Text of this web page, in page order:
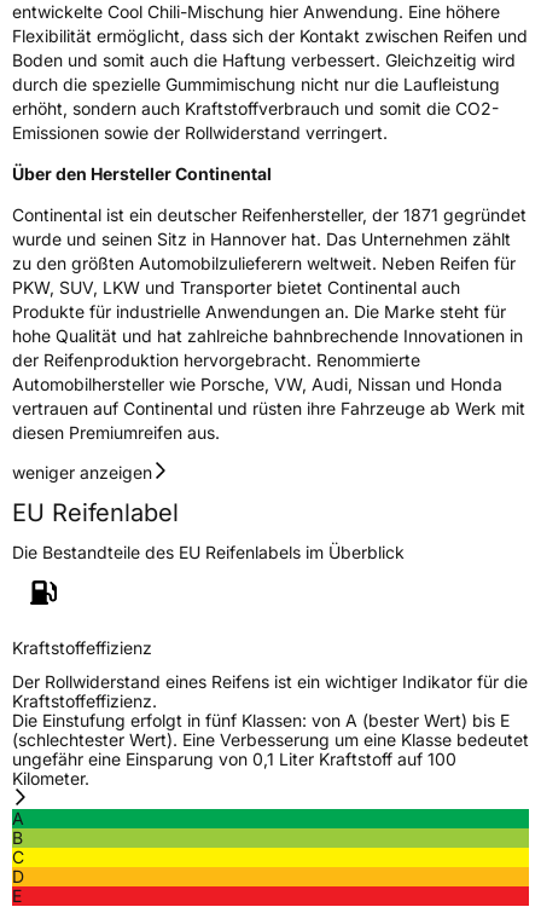
entwickelte Cool Chili-Mischung hier Anwendung. Eine höhere
Flexibilität ermöglicht, dass sich der Kontakt zwischen Reifen und
Boden und somit auch die Haftung verbessert. Gleichzeitig wird
durch die spezielle Gummimischung nicht nur die Laufleistung
erhöht, sondern auch Kraftstoffverbrauch und somit die CO2-
Emissionen sowie der Rollwiderstand verringert.
Über den Hersteller Continental
Continental ist ein deutscher Reifenhersteller, der 1871 gegründet
wurde und seinen Sitz in Hannover hat. Das Unternehmen zählt
zu den größten Automobilzulieferern weltweit. Neben Reifen für
PKW, SUV, LKW und Transporter bietet Continental auch
Produkte für industrielle Anwendungen an. Die Marke steht für
hohe Qualität und hat zahlreiche bahnbrechende Innovationen in
der Reifenproduktion hervorgebracht. Renommierte
Automobilhersteller wie Porsche, VW, Audi, Nissan und Honda
vertrauen auf Continental und rüsten ihre Fahrzeuge ab Werk mit
diesen Premiumreifen aus.
weniger anzeigen
EU Reifenlabel
Die Bestandteile des EU Reifenlabels im Überblick
Kraftstoffeffizienz
Der Rollwiderstand eines Reifens ist ein wichtiger Indikator für die
Kraftstoffeffizienz.
Die Einstufung erfolgt in fünf Klassen: von A (bester Wert) bis E
(schlechtester Wert). Eine Verbesserung um eine Klasse bedeutet
ungefähr eine Einsparung von 0,1 Liter Kraftstoff auf 100
Kilometer.
A
B
C
D
E